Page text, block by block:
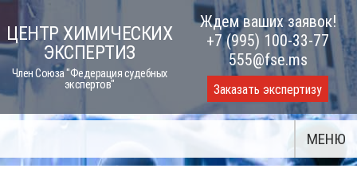
Skip
to
content
ЦЕНТР ХИМИЧЕСКИХ
ЭКСПЕРТИЗ
Член Союза "Федерация судебных
экспертов"
Ждем ваших заявок!
+7 (995) 100-33-77
555@fse.ms
Заказать экспертизу
МЕНЮ